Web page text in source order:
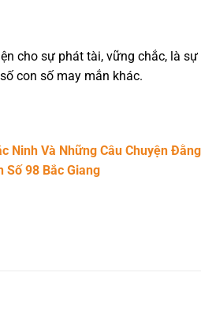
cho sự phát tài, vững chắc, là
con số may mắn khác.
Ninh Và Những Câu Chuyện
Số 98 Bắc Giang